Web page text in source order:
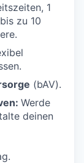
1
zu 10
(bAV).
Werde
deinen